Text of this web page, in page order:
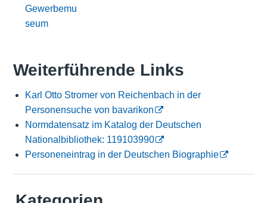
Gewerbemu
seum
Weiterführende Links
Karl Otto Stromer von Reichenbach in der
Personensuche von bavarikon
Normdatensatz im Katalog der Deutschen
Nationalbibliothek: 119103990
Personeneintrag in der Deutschen Biographie